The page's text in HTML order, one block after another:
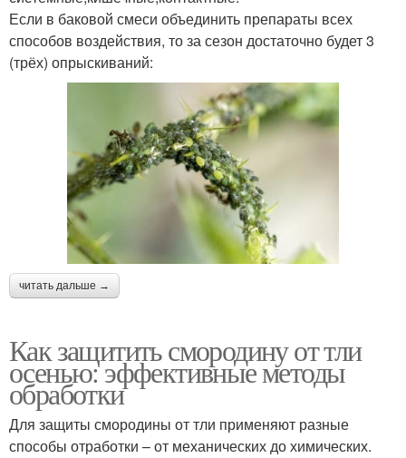
Если в баковой смеси объединить препараты всех
способов воздействия, то за сезон достаточно будет 3
(трёх) опрыскиваний:
читать дальше →
Как защитить смородину от тли
осенью: эффективные методы
обработки
Для защиты смородины от тли применяют разные
способы отработки – от механических до химических.